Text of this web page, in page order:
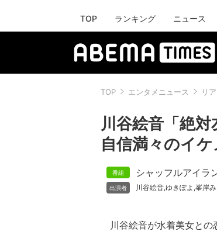
TOP ランキング ニュース
TOP エンタメニュース リ
川谷絵音「絶
自信満々のイ
シャッフルアイラ
川谷絵音,ゆきぽよ ,峯岸
川谷絵音が水着美女との